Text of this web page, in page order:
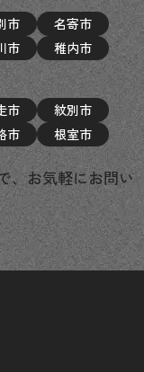
市
名寄市
市
稚内市
市
紋別市
市 根室市
、お気軽にお問い